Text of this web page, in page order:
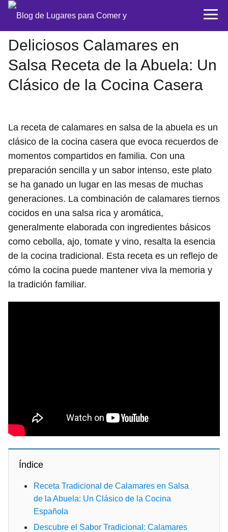
Deliciosos Calamares en
Salsa Receta de la Abuela: Un
Clásico de la Cocina Casera
La receta de calamares en salsa de la abuela es un
clásico de la cocina casera que evoca recuerdos de
momentos compartidos en familia. Con una
preparación sencilla y un sabor intenso, este plato
se ha ganado un lugar en las mesas de muchas
generaciones. La combinación de calamares tiernos
cocidos en una salsa rica y aromática,
generalmente elaborada con ingredientes básicos
como cebolla, ajo, tomate y vino, resalta la esencia
de la cocina tradicional. Esta receta es un reflejo de
cómo la cocina puede mantener viva la memoria y
la tradición familiar.
Índice
Receta Tradicional de Calamares en Salsa
de la Abuela: Un Clásico de la Cocina
Española
Descubre el Sabor Tradicional: Calamares